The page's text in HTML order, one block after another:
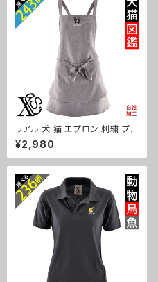
リアル 犬 猫 エプロン 刺繍 プレ
ゼント ワンポイント ワンピース
レディース 撥水加工 おしゃれ
かわいい フリル ティアード フレ
サロン 黒 グッズ 柄 柴犬 チワワ
シーズー シュナウザー パグ X-
CLOTHES 猫図鑑 犬図鑑 ori-
a-tao13-b10-s
¥2,980